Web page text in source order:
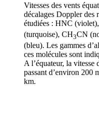
Vitesses des vents
décalages Doppler des
étudiées : HNC
(turquoise), CH3CN
(bleu). Les gammes
ces molécules sont
A l’équateur, la vitesse
passant d’environ 200
km.